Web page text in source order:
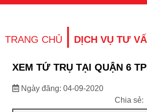
TRANG CHỦ | DỊCH VỤ TƯ
XEM TỨ TRỤ TẠI QUẬN 6
Ngày đăng: 04-09-2020
Chia sẻ: